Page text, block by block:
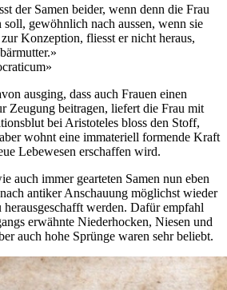
der Samen beider, wenn denn die Frau
gewöhnlich nach aussen, wenn sie
Konzeption, fliesst er nicht heraus,
ausging, dass auch Frauen einen
Zeugung beitragen, liefert die Frau mit
bei Aristoteles bloss den Stoff,
wohnt eine immateriell formende Kraft
Lebewesen erschaffen wird.
auch immer gearteten Samen nun eben
antiker Anschauung möglichst wieder
herausgeschafft werden. Dafür empfahl
erwähnte Niederhocken, Niesen und
auch hohe Sprünge waren sehr beliebt.